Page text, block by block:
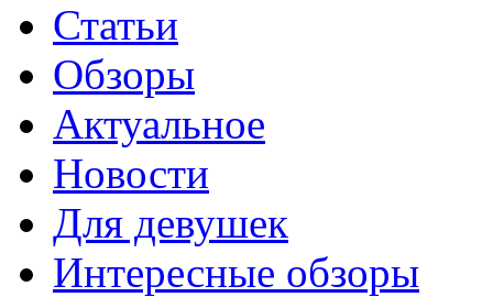
Статьи
Обзоры
Актуальное
Новости
Для девушек
Интересные обзоры